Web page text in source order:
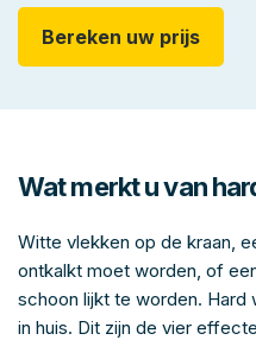
Bereken uw prijs
Wat merkt u van
Witte vlekken op de kraan,
ontkalkt moet worden, of
schoon lijkt te worden. Hard
in huis. Dit zijn de vier